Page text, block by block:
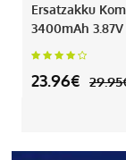
Ersatzakku
3400mAh 3.87V
23.96€